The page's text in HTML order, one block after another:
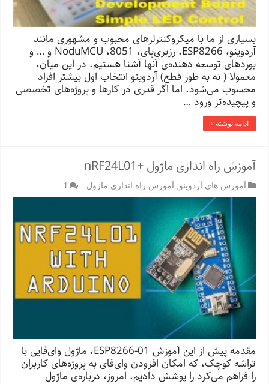
بسیاری از ما با میکروکنترلرهای محبوب و مشهوری مانند
آردوینو، ESP8266، رزبری‌پای، NoduMCU ،8051 و … و
بوردهای توسعه دهنده‌ی آنها آشنا هستیم. در این میان،
معمولا ( نه به طور قطع) آردوینو انتخاب اول بیشتر افراد
محسوب می‌شود. اما اگر قدری در کارها و پروژه‌ه‍ای تخصصی
و پیچیده‌تر ورود …
ادامه نوشته »
آموزش راه اندازی ماژول +nRF24L01
آموزش های آردوینو آموزش راه اندازی ماژول 1
مقدمه‌ پیش از این آموزش ESP8266-01، ماژول وای‌فایی با
تراشه کوچک، که امکان افزودن وای‌فای به پروژه‌های کاربران
را فراهم می‌کرد را پوشش دادیم. امروز، درباره‌ی ماژول